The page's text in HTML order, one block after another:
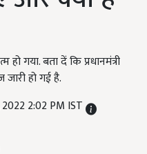
गया. बता दें कि प्रधानमंत्री
हो गई है.
2:02 PM IST